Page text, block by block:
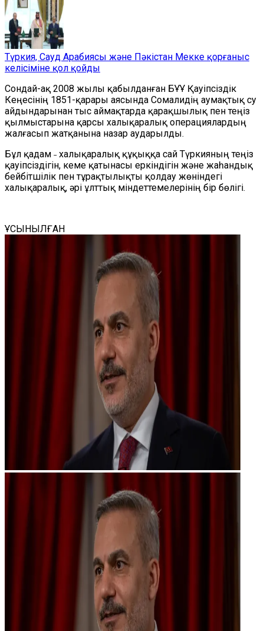
Түркия, Сауд Арабиясы және Пәкістан Мекке қорғаныс
келісіміне қол қойды
Сондай-ақ 2008 жылы қабылданған БҰҰ Қауіпсіздік
Кеңесінің 1851-қарары аясында Сомалидің аумақтық су
айдындарынан тыс аймақтарда қарақшылық пен теңіз
қылмыстарына қарсы халықаралық операциялардың
жалғасып жатқанына назар аударылды.
Бұл қадам ˗ халықаралық құқыққа сай Түркияның теңіз
қауіпсіздігін, кеме қатынасы еркіндігін және жаһандық
бейбітшілік пен тұрақтылықты қолдау жөніндегі
халықаралық, әрі ұлттық міндеттемелерінің бір бөлігі.
ҰСЫНЫЛҒАН